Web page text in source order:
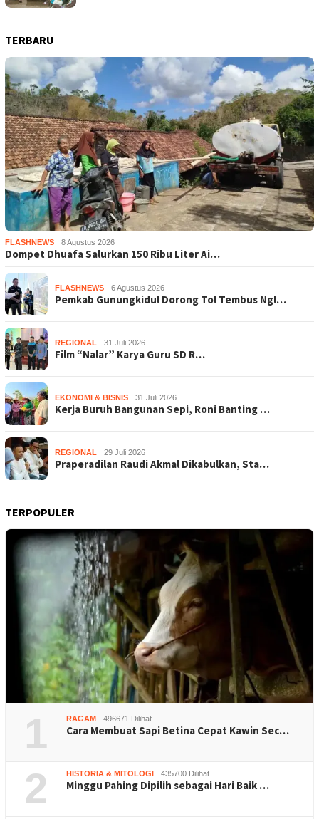
TERBARU
FLASHNEWS 8 Agustus 2026
Dompet Dhuafa Salurkan 150 Ribu Liter Ai…
FLASHNEWS 6 Agustus 2026
Pemkab Gunungkidul Dorong Tol Tembus Ngl…
REGIONAL 31 Juli 2026
Film “Nalar” Karya Guru SD R…
EKONOMI & BISNIS 31 Juli 2026
Kerja Buruh Bangunan Sepi, Roni Banting …
REGIONAL 29 Juli 2026
Praperadilan Raudi Akmal Dikabulkan, Sta…
TERPOPULER
1 RAGAM 496671 Dilihat
Cara Membuat Sapi Betina Cepat Kawin Sec…
2 HISTORIA & MITOLOGI 435700 Dilihat
Minggu Pahing Dipilih sebagai Hari Baik …